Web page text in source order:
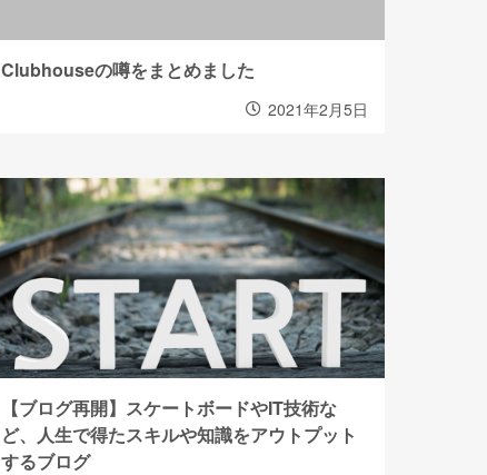
Clubhouseの噂をまとめました
2021年2月5日
【ブログ再開】スケートボードやIT技術な
ど、人生で得たスキルや知識をアウトプット
するブログ